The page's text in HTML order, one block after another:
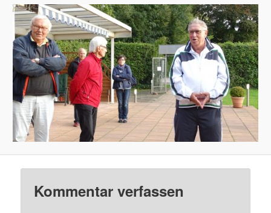
Kommentar verfassen